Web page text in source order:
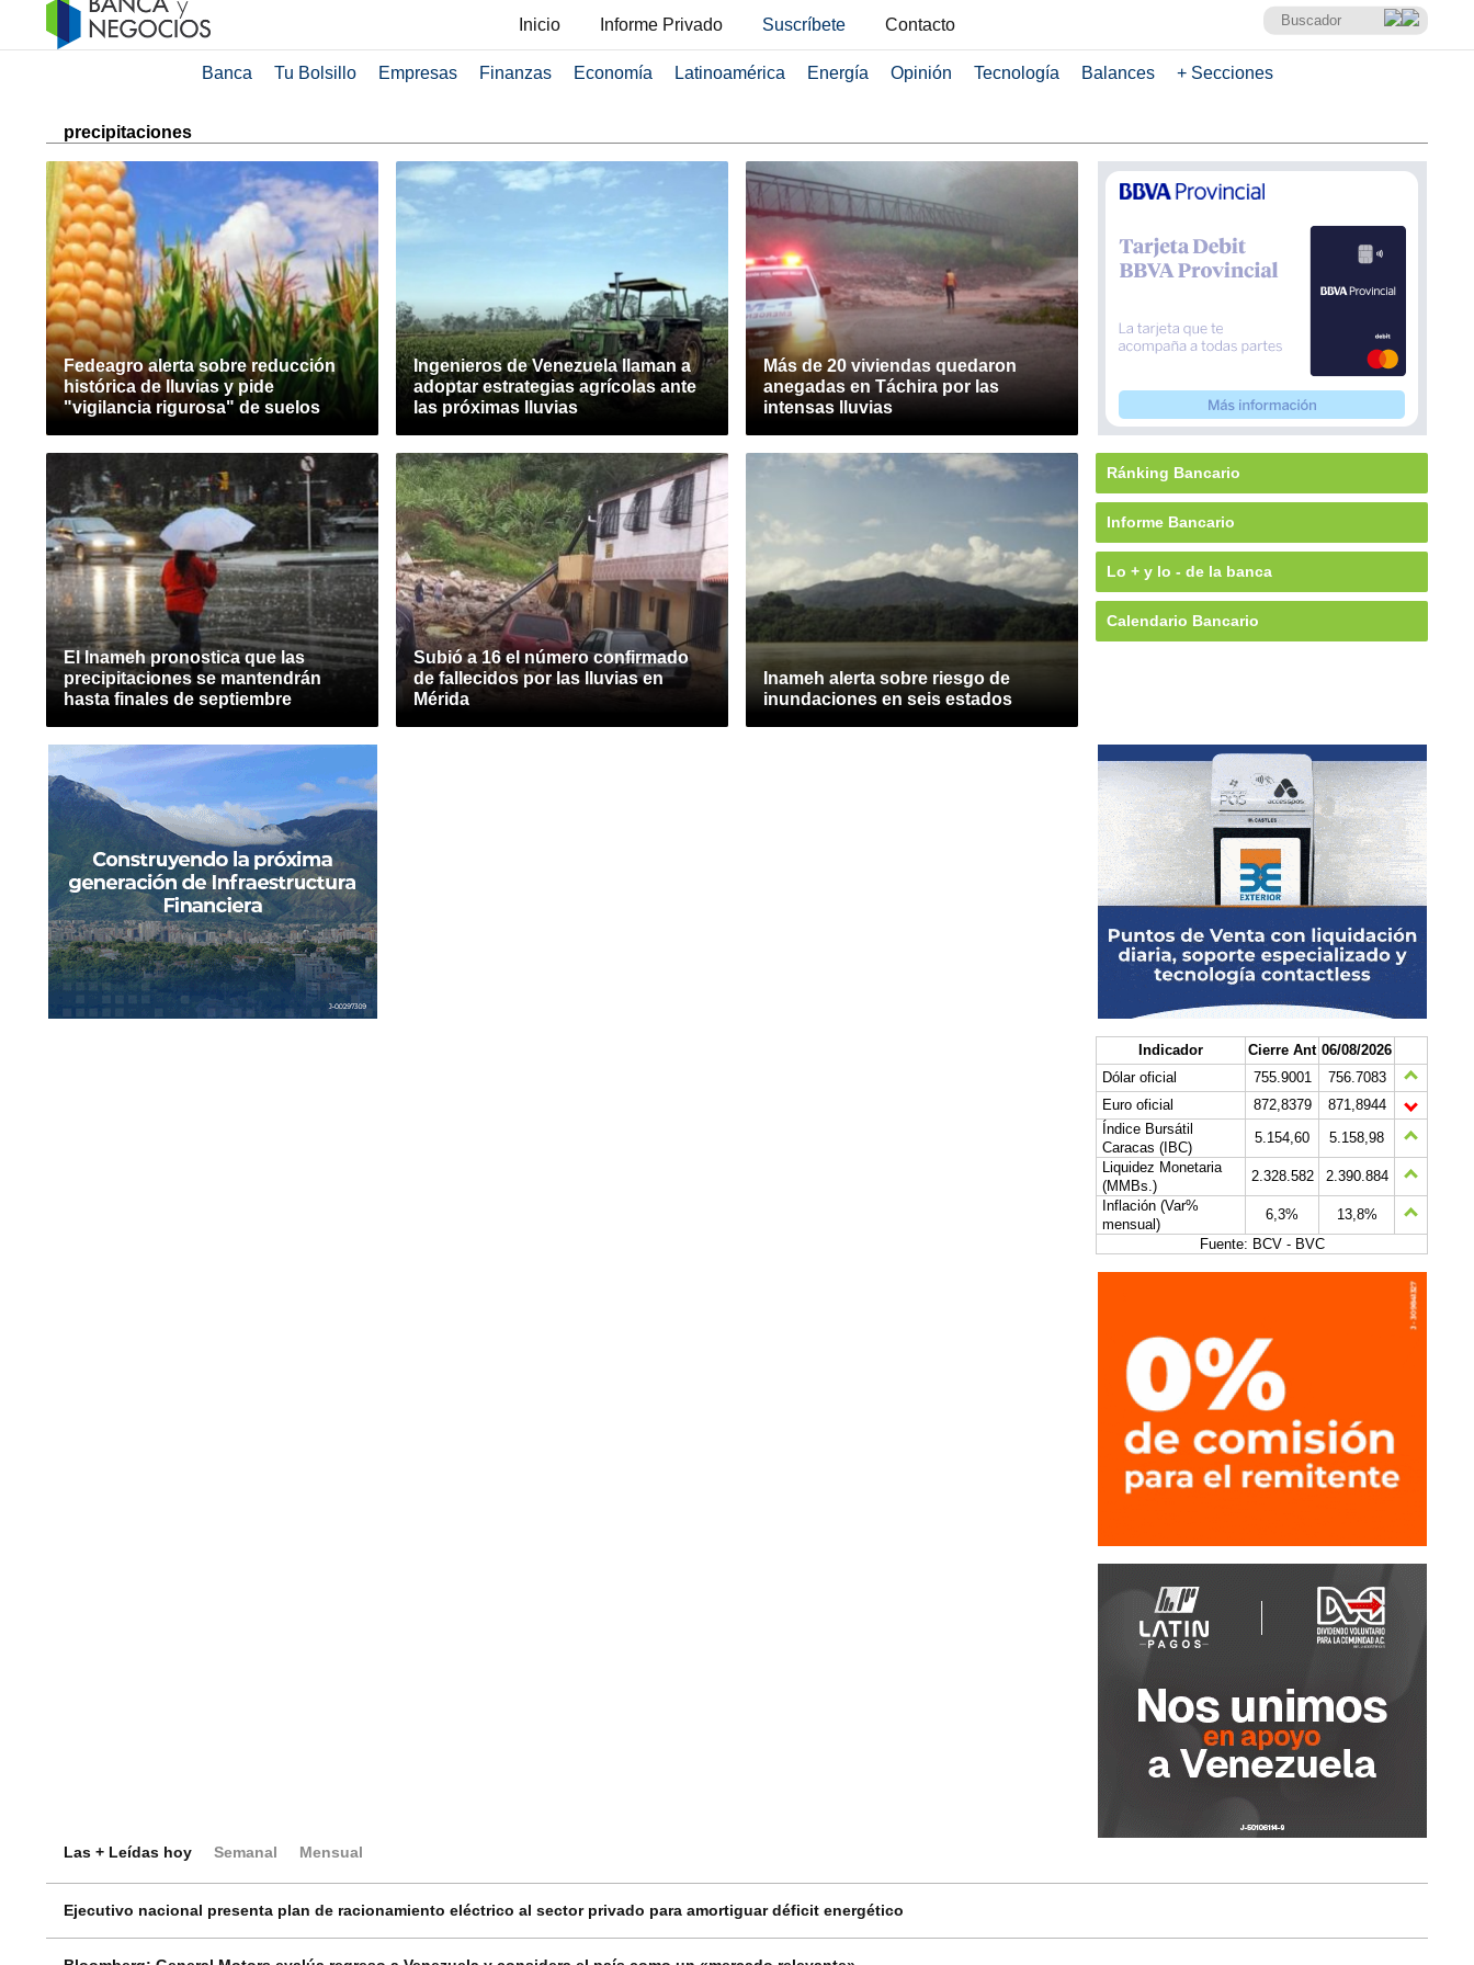
Inicio Informe Privado Suscríbete Contacto
Banca Tu Bolsillo Empresas Finanzas Economía Latinoamérica Energía Opinión Tecnología Balances + Secciones
precipitaciones
Fedeagro alerta sobre reducción
histórica de lluvias y pide
"vigilancia rigurosa" de suelos
Ingenieros de Venezuela llaman a
adoptar estrategias agrícolas ante
las próximas lluvias
Más de 20 viviendas quedaron
anegadas en Táchira por las
intensas lluvias
El Inameh pronostica que las
precipitaciones se mantendrán
hasta finales de septiembre
Subió a 16 el número confirmado
de fallecidos por las lluvias en
Mérida
Inameh alerta sobre riesgo de
inundaciones en seis estados
Ránking Bancario
Informe Bancario
Lo + y lo - de la banca
Calendario Bancario
Indicador Cierre Ant 06/08/2026
Dólar oficial
755.9001
756.7083
Euro oficial
872,8379
871,8944
Índice Bursátil
Caracas (IBC)
5.154,60
5.158,98
Liquidez Monetaria
(MMBs.)
2.328.582
2.390.884
Inflación (Var%
mensual)
6,3%
13,8%
Fuente: BCV - BVC
Las + Leídas hoy Semanal Mensual
Ejecutivo nacional presenta plan de racionamiento eléctrico al sector privado para amortiguar déficit energético